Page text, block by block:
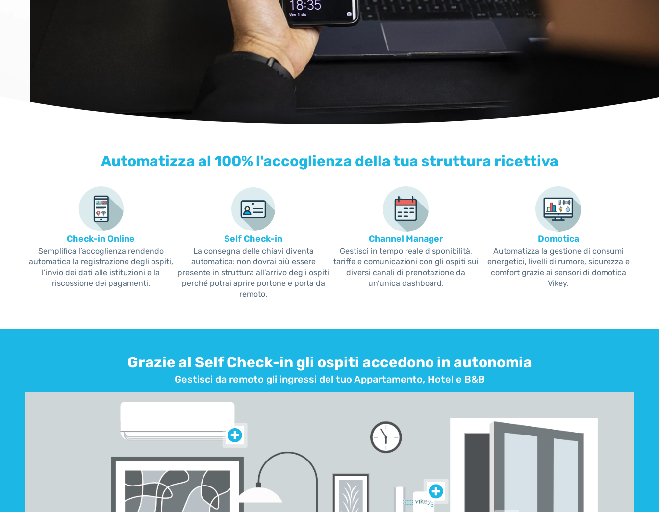
Rendi smart e automatica la burocrazia legata ai check-in
RICHIEDI ORA
Automatizza al 100% l'accoglienza della tua struttura ricettiva
Check-in Online
Semplifica l’accoglienza rendendo
automatica la registrazione degli ospiti,
l’invio dei dati alle istituzioni e la
riscossione dei pagamenti.
Self Check-in
La consegna delle chiavi diventa
automatica: non dovrai più essere
presente in struttura all’arrivo degli ospiti
perché potrai aprire portone e porta da
remoto.
Channel Manager
Gestisci in tempo reale disponibilità,
tariffe e comunicazioni con gli ospiti sui
diversi canali di prenotazione da
un’unica dashboard.
Domotica
Automatizza la gestione di consumi
energetici, livelli di rumore, sicurezza e
comfort grazie ai sensori di domotica
Vikey.
Grazie al Self Check-in gli ospiti accedono in autonomia
Gestisci da remoto gli ingressi del tuo Appartamento, Hotel e B&B